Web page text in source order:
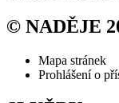
© NADĚJE
Mapa stránek
Prohlášení o